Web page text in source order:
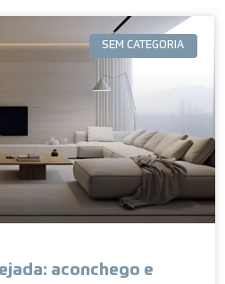
SEM CATEGORIA
aconchego e